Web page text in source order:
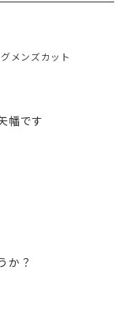
メンズカット
幡です
か？